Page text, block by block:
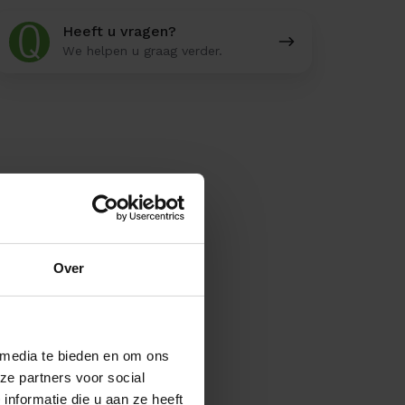
Over
te bieden en om ons
partners voor social
die u aan ze heeft
Heeft u vragen?
We helpen u graag verder.
Heeft
vragen?